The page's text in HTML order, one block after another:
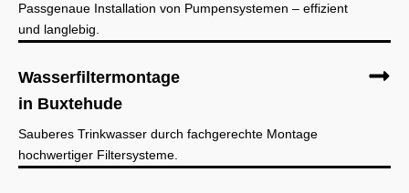
Passgenaue Installation von Pumpensystemen – effizient
und langlebig.
Wasserfiltermontage
in Buxtehude
Sauberes Trinkwasser durch fachgerechte Montage
hochwertiger Filtersysteme.